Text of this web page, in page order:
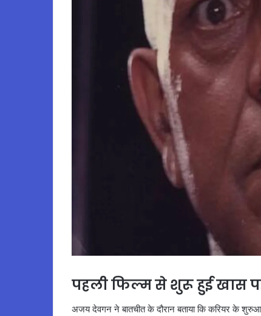
पहली फिल्म से शुरू हुई खास
अजय देवगन ने बातचीत के दौरान बताया कि करियर के